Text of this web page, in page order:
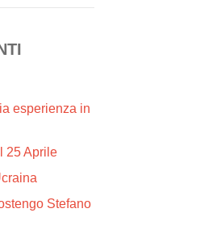
esperienza in
25 Aprile
Stefano